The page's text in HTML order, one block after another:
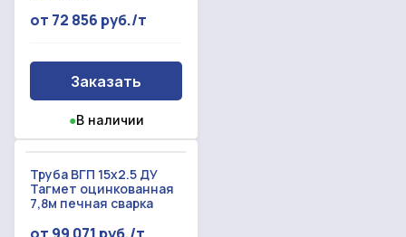
от 72 856 руб./т
Заказать
●В наличии
Труба ВГП 15х2.5 ДУ
Тагмет оцинкованная
7,8м печная сварка